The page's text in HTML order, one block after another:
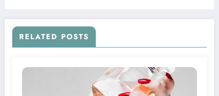
RELATED POSTS